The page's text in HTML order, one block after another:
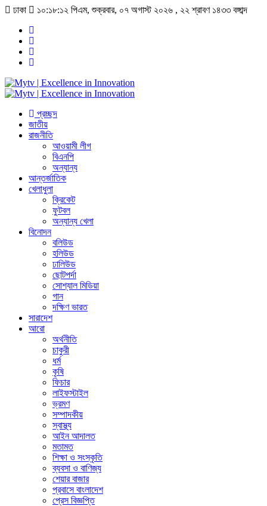
ঢাকা ১০:১৮:১২ পিএম, শুক্রবার, ০৭ অগাস্ট ২০২৬ , ২২ শ্রাবণ ১৪৩৩ বঙ্গাব্দ
প্রচ্ছদ
জাতীয়
রাজনীতি
আওয়ামী লীগ
বিএনপি
অন্যান্য
আন্তর্জাতিক
খেলাধুলা
ক্রিকেট
ফুটবল
অন্যান্য খেলা
বিনোদন
বলিউড
হলিউড
ঢালিউড
ছোটপর্দা
সোশ্যাল মিডিয়া
গান
দক্ষিণ ভারত
সারাদেশ
আরো
অর্থনীতি
চাকুরী
ধর্ম
কৃষি
ফিচার
লাইফস্টাইল
ভ্রমণ
সম্পাদকীয়
স্বাস্থ্য
আইন আদালত
মতামত
শিক্ষা ও সংস্কৃতি
ব্যবসা ও বাণিজ্য
শেয়ার বাজার
প্রবাসে বাংলাদেশ
প্রেস বিজ্ঞপ্তি